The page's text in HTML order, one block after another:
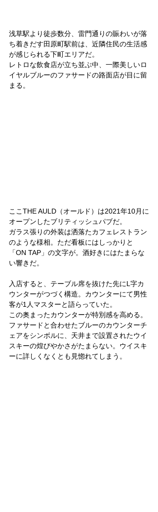
浅草駅より徒歩数分、雷門通りの賑わいが落
ち着きだす田原町駅前は、近隣住民の生活感
が感じられる下町エリアだ。
レトロな飲食店が立ち並ぶ中、一際美しいロ
イヤルブルーのファサードの路面店が目に留
まる。
ここTHE AULD（オールド）は2021年10月に
オープンしたブリティッシュパブだ。
ガラス張りの外装は洒落たカフェレストラン
のような様相。ただ看板にはしっかりと
「ON TAP」の文字が。酒好きにはたまらな
い響きだ。
入店すると、テーブル席を抜けた先にL字カ
ウンターがつづく構造。カウンターにて男性
客が1人マスターと語らっていた。
この奥まったカウンターが特別感を高める。
ファサードと合わせたブルーのカウンターチ
ェアをシンボルに、天井まで設置されたウイ
スキーの煌びやかさがたまらない。ウイスキ
ーに詳しくなくとも見惚れてしまう。